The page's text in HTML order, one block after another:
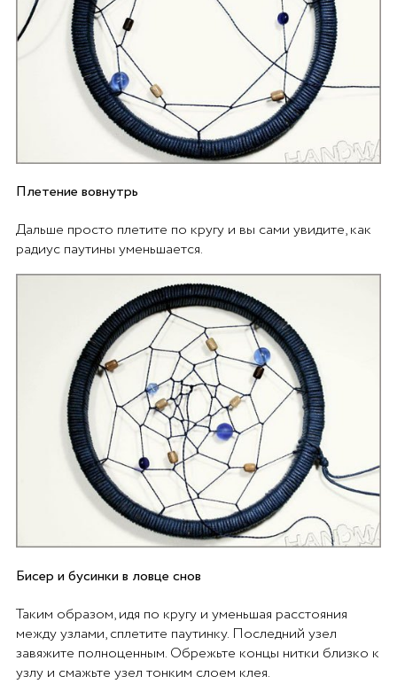
Плетение вовнутрь
Дальше просто плетите по кругу и вы сами увидите, как
радиус паутины уменьшается.
Бисер и бусинки в ловце снов
Таким образом, идя по кругу и уменьшая расстояния
между узлами, сплетите паутинку. Последний узел
завяжите полноценным. Обрежьте концы нитки близко к
узлу и смажьте узел тонким слоем клея.